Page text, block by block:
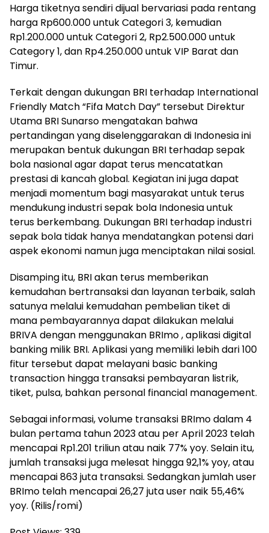
Harga tiketnya sendiri dijual bervariasi pada rentang
harga Rp600.000 untuk Categori 3, kemudian
Rp1.200.000 untuk Categori 2, Rp2.500.000 untuk
Category 1, dan Rp4.250.000 untuk VIP Barat dan
Timur.
Terkait dengan dukungan BRI terhadap International
Friendly Match “Fifa Match Day” tersebut Direktur
Utama BRI Sunarso mengatakan bahwa
pertandingan yang diselenggarakan di Indonesia ini
merupakan bentuk dukungan BRI terhadap sepak
bola nasional agar dapat terus mencatatkan
prestasi di kancah global. Kegiatan ini juga dapat
menjadi momentum bagi masyarakat untuk terus
mendukung industri sepak bola Indonesia untuk
terus berkembang. Dukungan BRI terhadap industri
sepak bola tidak hanya mendatangkan potensi dari
aspek ekonomi namun juga menciptakan nilai sosial.
Disamping itu, BRI akan terus memberikan
kemudahan bertransaksi dan layanan terbaik, salah
satunya melalui kemudahan pembelian tiket di
mana pembayarannya dapat dilakukan melalui
BRIVA dengan menggunakan BRImo , aplikasi digital
banking milik BRI. Aplikasi yang memiliki lebih dari 100
fitur tersebut dapat melayani basic banking
transaction hingga transaksi pembayaran listrik,
tiket, pulsa, bahkan personal financial management.
Sebagai informasi, volume transaksi BRImo dalam 4
bulan pertama tahun 2023 atau per April 2023 telah
mencapai Rp1.201 triliun atau naik 77% yoy. Selain itu,
jumlah transaksi juga melesat hingga 92,1% yoy, atau
mencapai 863 juta transaksi. Sedangkan jumlah user
BRImo telah mencapai 26,27 juta user naik 55,46%
yoy. (Rilis/romi)